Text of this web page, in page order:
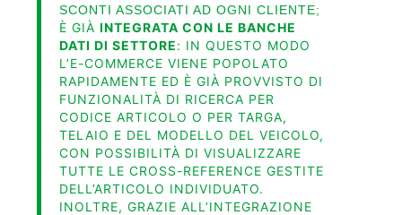
SCONTI ASSOCIATI AD OGNI CLIENTE;
È GIÀ INTEGRATA CON LE BANCHE
DATI DI SETTORE: IN QUESTO MODO
L’E-COMMERCE VIENE POPOLATO
RAPIDAMENTE ED È GIÀ PROVVISTO DI
FUNZIONALITÀ DI RICERCA PER
CODICE ARTICOLO O PER TARGA,
TELAIO E DEL MODELLO DEL VEICOLO,
CON POSSIBILITÀ DI VISUALIZZARE
TUTTE LE CROSS-REFERENCE GESTITE
DELL’ARTICOLO INDIVIDUATO.
INOLTRE, GRAZIE ALL’INTEGRAZIONE